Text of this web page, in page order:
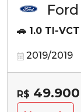
Ford
🚗 1.0 TI-
2019/2019
R$ 49.900